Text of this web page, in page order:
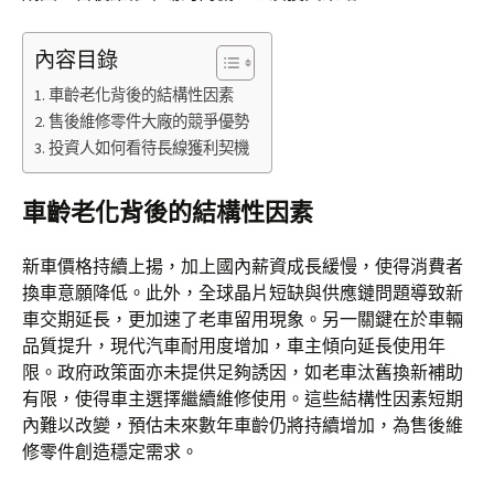
內容目錄
車齡老化背後的結構性因素
售後維修零件大廠的競爭優勢
投資人如何看待長線獲利契機
車齡老化背後的結構性因素
新車價格持續上揚，加上國內薪資成長緩慢，使得消費者
換車意願降低。此外，全球晶片短缺與供應鏈問題導致新
車交期延長，更加速了老車留用現象。另一關鍵在於車輛
品質提升，現代汽車耐用度增加，車主傾向延長使用年
限。政府政策面亦未提供足夠誘因，如老車汰舊換新補助
有限，使得車主選擇繼續維修使用。這些結構性因素短期
內難以改變，預估未來數年車齡仍將持續增加，為售後維
修零件創造穩定需求。